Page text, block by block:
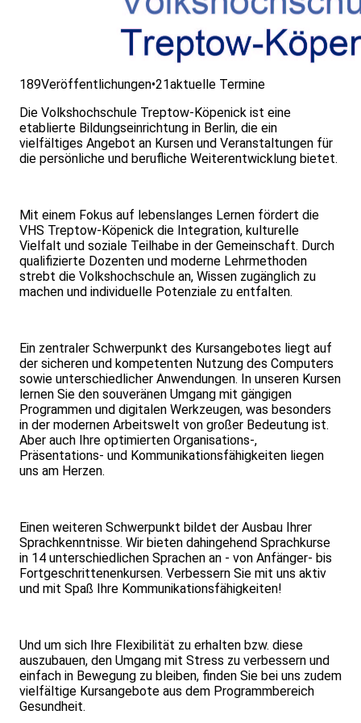
189Veröffentlichungen•21aktuelle Termine
Die Volkshochschule Treptow-Köpenick ist eine
etablierte Bildungseinrichtung in Berlin, die ein
vielfältiges Angebot an Kursen und Veranstaltungen für
die persönliche und berufliche Weiterentwicklung bietet.
Mit einem Fokus auf lebenslanges Lernen fördert die
VHS Treptow-Köpenick die Integration, kulturelle
Vielfalt und soziale Teilhabe in der Gemeinschaft. Durch
qualifizierte Dozenten und moderne Lehrmethoden
strebt die Volkshochschule an, Wissen zugänglich zu
machen und individuelle Potenziale zu entfalten.
Ein zentraler Schwerpunkt des Kursangebotes liegt auf
der sicheren und kompetenten Nutzung des Computers
sowie unterschiedlicher Anwendungen. In unseren Kursen
lernen Sie den souveränen Umgang mit gängigen
Programmen und digitalen Werkzeugen, was besonders
in der modernen Arbeitswelt von großer Bedeutung ist.
Aber auch Ihre optimierten Organisations-,
Präsentations- und Kommunikationsfähigkeiten liegen
uns am Herzen.
Einen weiteren Schwerpunkt bildet der Ausbau Ihrer
Sprachkenntnisse. Wir bieten dahingehend Sprachkurse
in 14 unterschiedlichen Sprachen an - von Anfänger- bis
Fortgeschrittenenkursen. Verbessern Sie mit uns aktiv
und mit Spaß Ihre Kommunikationsfähigkeiten!
Und um sich Ihre Flexibilität zu erhalten bzw. diese
auszubauen, den Umgang mit Stress zu verbessern und
einfach in Bewegung zu bleiben, finden Sie bei uns zudem
vielfältige Kursangebote aus dem Programmbereich
Gesundheit.